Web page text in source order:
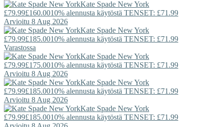
Kate Spade New York
£79.99£160.0010% alennusta käytöstä TENSET: £71.99
Arvioitu 8 Aug 2026
Kate Spade New York
£79.99£185.0010% alennusta käytöstä TENSET: £71.99
Varastossa
Kate Spade New York
£79.99£175.0010% alennusta käytöstä TENSET: £71.99
Arvioitu 8 Aug 2026
Kate Spade New York
£79.99£185.0010% alennusta käytöstä TENSET: £71.99
Arvioitu 8 Aug 2026
Kate Spade New York
£79.99£185.0010% alennusta käytöstä TENSET: £71.99